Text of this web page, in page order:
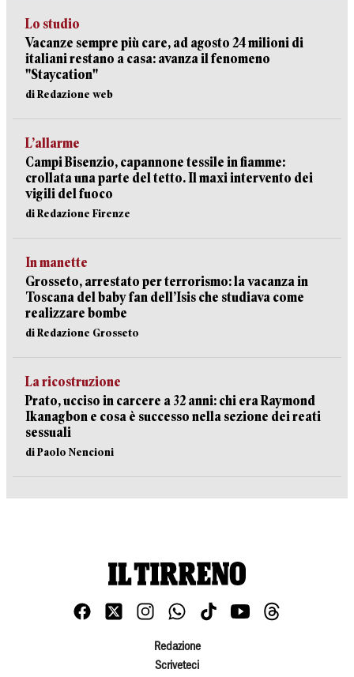
Lo studio
Vacanze sempre più care, ad agosto 24 milioni di
italiani restano a casa: avanza il fenomeno
"Staycation"
di Redazione web
L’allarme
Campi Bisenzio, capannone tessile in fiamme:
crollata una parte del tetto. Il maxi intervento dei
vigili del fuoco
di Redazione Firenze
In manette
Grosseto, arrestato per terrorismo: la vacanza in
Toscana del baby fan dell’Isis che studiava come
realizzare bombe
di Redazione Grosseto
La ricostruzione
Prato, ucciso in carcere a 32 anni: chi era Raymond
Ikanagbon e cosa è successo nella sezione dei reati
sessuali
di Paolo Nencioni
Redazione
Scriveteci